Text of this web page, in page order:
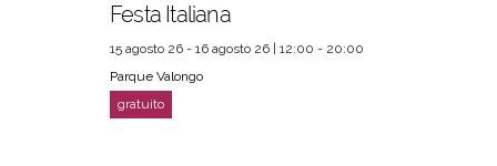
Festa Italiana
15 agosto 26 - 16 agosto 26 | 12:00 - 20:00
Parque Valongo